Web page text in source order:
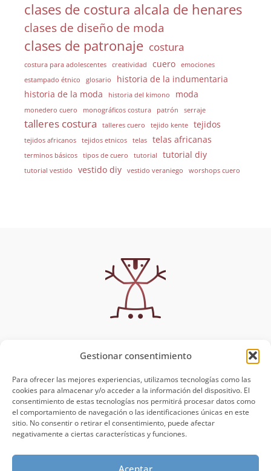
Gestionar consentimiento
Para ofrecer las mejores experiencias, utilizamos tecnologías como las
cookies para almacenar y/o acceder a la información del dispositivo. El
consentimiento de estas tecnologías nos permitirá procesar datos como
el comportamiento de navegación o las identificaciones únicas en este
sitio. No consentir o retirar el consentimiento, puede afectar
negativamente a ciertas características y funciones.
Aceptar
clases de costura alcala de henares
clases de diseño de moda
clases de patronaje costura
costura para adolescentes creatividad cuero
emociones
estampado étnico
glosario
historia de la indumentaria
historia de la moda
historia del kimono moda
monedero cuero monográficos costura patrón serraje
talleres costura talleres cuero tejido kente tejidos
tejidos africanos tejidos etnicos telas telas africanas
terminos básicos tipos de cuero tutorial tutorial diy
tutorial vestido vestido diy vestido veraniego worshops cuero
Muysca
Talleres y Clases
Blog
Contacto
Política de Privacidad
Aviso Legal
¡VAMOS A CREAR! CONTÁCTANOS